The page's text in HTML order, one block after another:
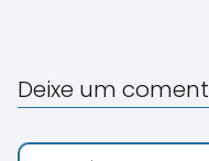
Deixe um